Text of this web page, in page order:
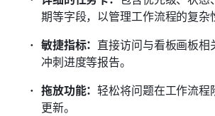
期等字段，以管理工作流程的复杂
敏捷指标： 直接访问与看板画板相
冲刺进度等报告。
拖放功能：轻松将问题在工作流
更新。